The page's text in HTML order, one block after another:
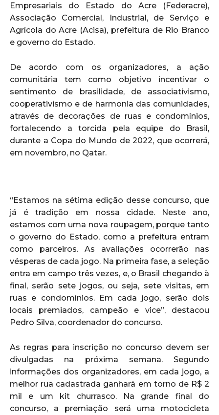
Empresariais do Estado do Acre (Federacre),
Associação Comercial, Industrial, de Serviço e
Agrícola do Acre (Acisa), prefeitura de Rio Branco
e governo do Estado.
De acordo com os organizadores, a ação
comunitária tem como objetivo incentivar o
sentimento de brasilidade, de associativismo,
cooperativismo e de harmonia das comunidades,
através de decorações de ruas e condomínios,
fortalecendo a torcida pela equipe do Brasil,
durante a Copa do Mundo de 2022, que ocorrerá,
em novembro, no Qatar.
“Estamos na sétima edição desse concurso, que
já é tradição em nossa cidade. Neste ano,
estamos com uma nova roupagem, porque tanto
o governo do Estado, como a prefeitura entram
como parceiros. As avaliações ocorrerão nas
vésperas de cada jogo. Na primeira fase, a seleção
entra em campo três vezes, e, o Brasil chegando à
final, serão sete jogos, ou seja, sete visitas, em
ruas e condomínios. Em cada jogo, serão dois
locais premiados, campeão e vice”, destacou
Pedro Silva, coordenador do concurso.
As regras para inscrição no concurso devem ser
divulgadas na próxima semana. Segundo
informações dos organizadores, em cada jogo, a
melhor rua cadastrada ganhará em torno de R$ 2
mil e um kit churrasco. Na grande final do
concurso, a premiação será uma motocicleta